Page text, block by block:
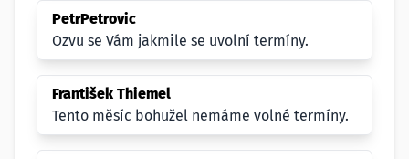
PetrPetrovic
Ozvu se Vám jakmile se uvolní termíny.
František Thiemel
Tento měsíc bohužel nemáme volné termíny.